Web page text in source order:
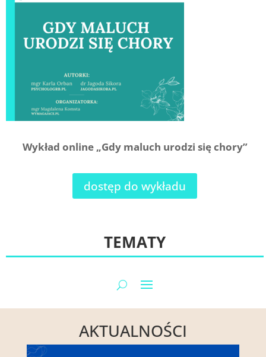
Wykład online „Gdy maluch urodzi się chory”
dostęp do wykładu
TEMATY
AKTUALNOŚCI